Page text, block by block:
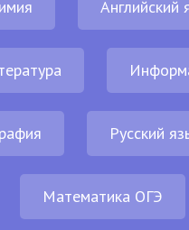
Английский
Русский
Математика ОГЭ